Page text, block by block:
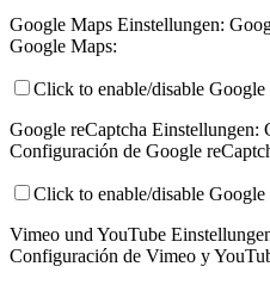
Google Maps Einstellungen:
Google Maps:
Click to enable/disable Google
Google reCaptcha Einstellungen:
Configuración de Google
Click to enable/disable Google
Vimeo und YouTube
Configuración de Vimeo y